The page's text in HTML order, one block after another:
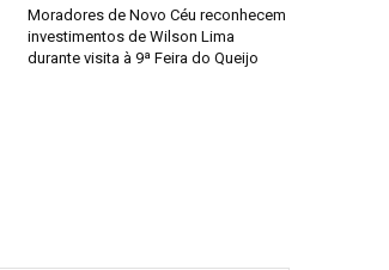
Moradores de Novo Céu reconhecem
investimentos de Wilson Lima
durante visita à 9ª Feira do Queijo